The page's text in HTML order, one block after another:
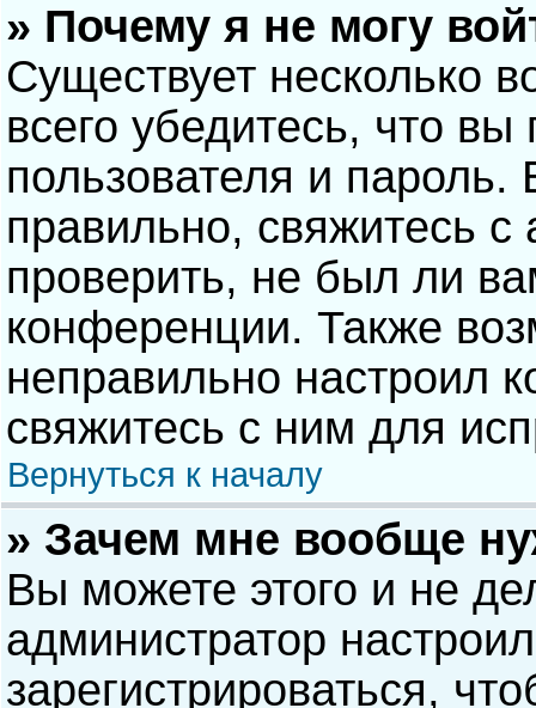
» Почему я не могу
Существует несколько
всего убедитесь, что
пользователя и
правильно, свяжитесь
проверить, не был ли
конференции. Также
неправильно настроил
свяжитесь с ним для
Вернуться к началу
» Зачем мне вообще
Вы можете этого и не
администратор
зарегистрироваться,